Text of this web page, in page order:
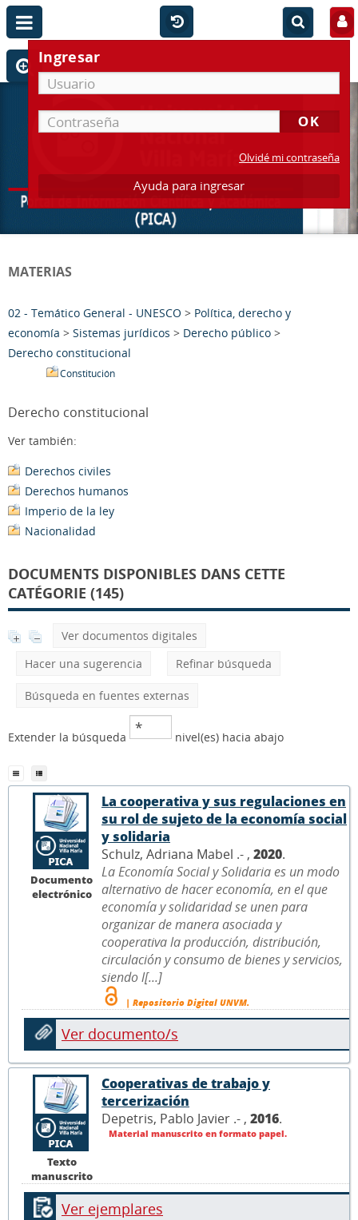
Ingresar
Olvidé mi contraseña
Ayuda para ingresar
MATERIAS
02 - Temático General - UNESCO > Política, derecho y
economía > Sistemas jurídicos > Derecho público >
Derecho constitucional
Constitución
Derecho constitucional
Ver también:
Derechos civiles
Derechos humanos
Imperio de la ley
Nacionalidad
DOCUMENTS DISPONIBLES DANS CETTE
CATÉGORIE (145)
Ver documentos digitales
Hacer una sugerencia
Refinar búsqueda
Búsqueda en fuentes externas
Extender la búsqueda nivel(es) hacia abajo
Documento
electrónico
La cooperativa y sus regulaciones en
su rol de sujeto de la economía social
y solidaria
Schulz, Adriana Mabel .- , 2020.
La Economía Social y Solidaria es un modo
alternativo de hacer economía, en el que
economía y solidaridad se unen para
organizar de manera asociada y
cooperativa la producción, distribución,
circulación y consumo de bienes y servicios,
siendo l[...]
| Repositorio Digital UNVM.
Ver documento/s
Texto
manuscrito
Cooperativas de trabajo y
tercerización
Depetris, Pablo Javier .- , 2016.
Material manuscrito en formato papel.
Ver ejemplares